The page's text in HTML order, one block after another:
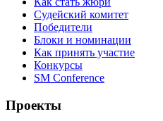
Судейский комитет
Победители
Блоки и номинации
Как принять участие
Конкурсы
SM Conference
Проекты